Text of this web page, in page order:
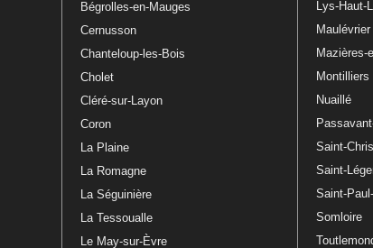
Bégrolles-en-Mauges
Cernusson
Chanteloup-les-Bois
Cholet
Cléré-sur-Layon
Coron
La Plaine
La Romagne
La Séguinière
La Tessoualle
Le May-sur-Èvre
Lys-Haut-
Maulévrier
Mazières-
Montilliers
Nuaillé
Saint-
Saint-
Saint-
Somloire